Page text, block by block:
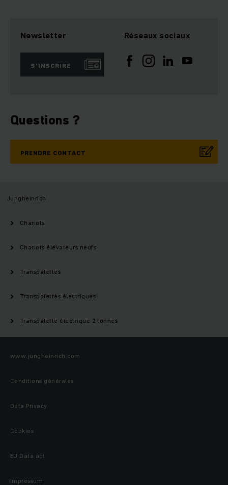
Newsletter
S’INSCRIRE
Réseaux sociaux
Questions ?
PRENDRE CONTACT
Jungheinrich
Chariots
Chariots élévateurs neufs
Transpalettes
Transpalettes électriques
Transpalette électrique 2 tonnes
www.jungheinrich.com
Conditions générales
Data Privacy
Cookies
EU Data act
Impressum